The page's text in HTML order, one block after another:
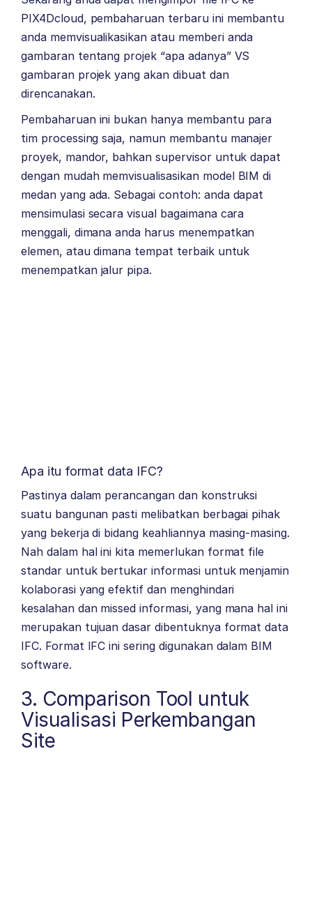
PIX4Dcloud, pembaharuan terbaru ini membantu
anda memvisualikasikan atau memberi anda
gambaran tentang projek “apa adanya” VS
gambaran projek yang akan dibuat dan
direncanakan.
Pembaharuan ini bukan hanya membantu para
tim processing saja, namun membantu manajer
proyek, mandor, bahkan supervisor untuk dapat
dengan mudah memvisualisasikan model BIM di
medan yang ada. Sebagai contoh: anda dapat
mensimulasi secara visual bagaimana cara
menggali, dimana anda harus menempatkan
elemen, atau dimana tempat terbaik untuk
menempatkan jalur pipa.
Apa itu format data IFC?
Pastinya dalam perancangan dan konstruksi
suatu bangunan pasti melibatkan berbagai pihak
yang bekerja di bidang keahliannya masing-masing.
Nah dalam hal ini kita memerlukan format file
standar untuk bertukar informasi untuk menjamin
kolaborasi yang efektif dan menghindari
kesalahan dan missed informasi, yang mana hal ini
merupakan tujuan dasar dibentuknya format data
IFC. Format IFC ini sering digunakan dalam BIM
software.
3. Comparison Tool untuk
Visualisasi Perkembangan
Site